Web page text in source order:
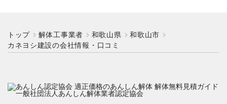
トップ 解体工事業者 和歌山県
和歌山市
カネヨシ建設の会社情報・口コミ